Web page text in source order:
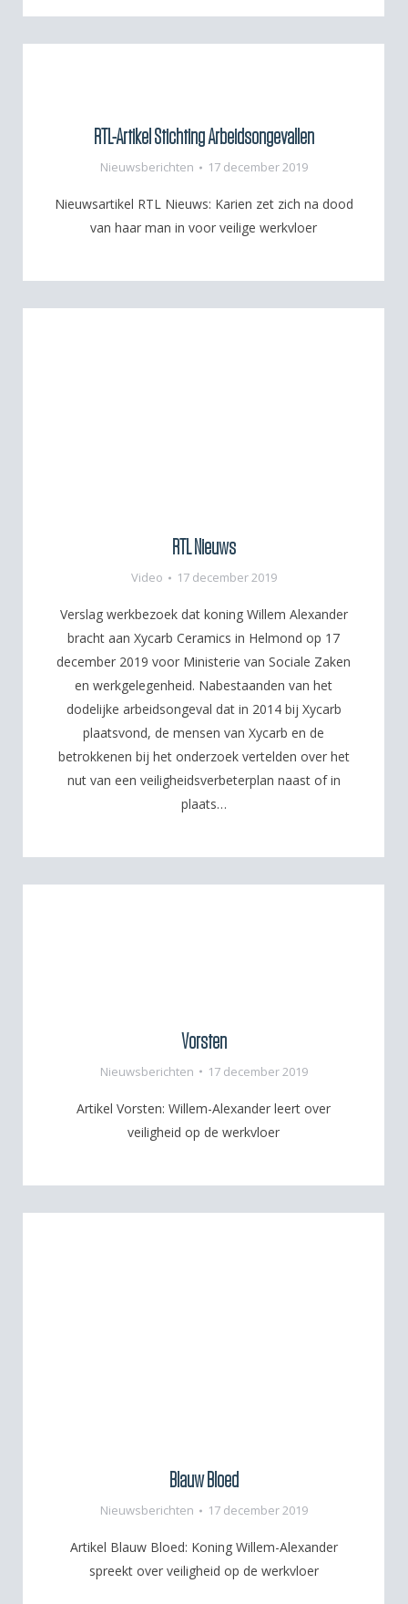
RTL-Artikel Stichting Arbeidsongevallen
Nieuwsberichten 17 december 2019
Nieuwsartikel RTL Nieuws: Karien zet zich na dood
van haar man in voor veilige werkvloer
RTL Nieuws
Video 17 december 2019
Verslag werkbezoek dat koning Willem Alexander
bracht aan Xycarb Ceramics in Helmond op 17
december 2019 voor Ministerie van Sociale Zaken
en werkgelegenheid. Nabestaanden van het
dodelijke arbeidsongeval dat in 2014 bij Xycarb
plaatsvond, de mensen van Xycarb en de
betrokkenen bij het onderzoek vertelden over het
nut van een veiligheidsverbeterplan naast of in
plaats…
Vorsten
Nieuwsberichten 17 december 2019
Artikel Vorsten: Willem-Alexander leert over
veiligheid op de werkvloer
Blauw Bloed
Nieuwsberichten 17 december 2019
Artikel Blauw Bloed: Koning Willem-Alexander
spreekt over veiligheid op de werkvloer